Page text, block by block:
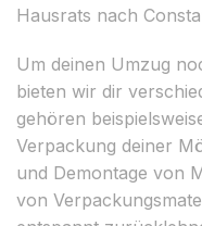
Hausrats nach
Um deinen Umzug
bieten wir dir
gehören
Verpackung deiner
und Demontage von
von